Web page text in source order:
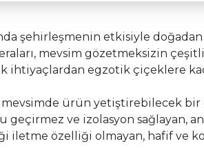
şehirleşmenin etkisiyle
mevsim gözetmeksizin
ihtiyaçlardan egzotik çiçeklere
mevsimde ürün yetiştirebilecek bir
geçirmez ve izolasyon sağlayan,
iletme özelliği olmayan, hafif